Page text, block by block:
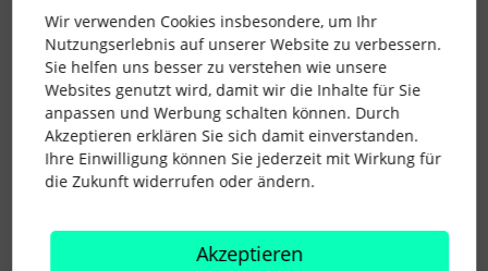
Tokenzu klicken und anschließend einen
neuen iCal-Linkzu generieren und zu
exportieren.
Hoffentlich hilft Dir das weiter!
Viele Grüße
Andreas
Wir verwenden Cookies insbesondere, um Ihr
Nutzungserlebnis auf unserer Website zu verbessern.
Sie helfen uns besser zu verstehen wie unsere
Websites genutzt wird, damit wir die Inhalte für Sie
anpassen und Werbung schalten können. Durch
Akzeptieren erklären Sie sich damit einverstanden.
Ihre Einwilligung können Sie jederzeit mit Wirkung für
die Zukunft widerrufen oder ändern.
Akzeptieren